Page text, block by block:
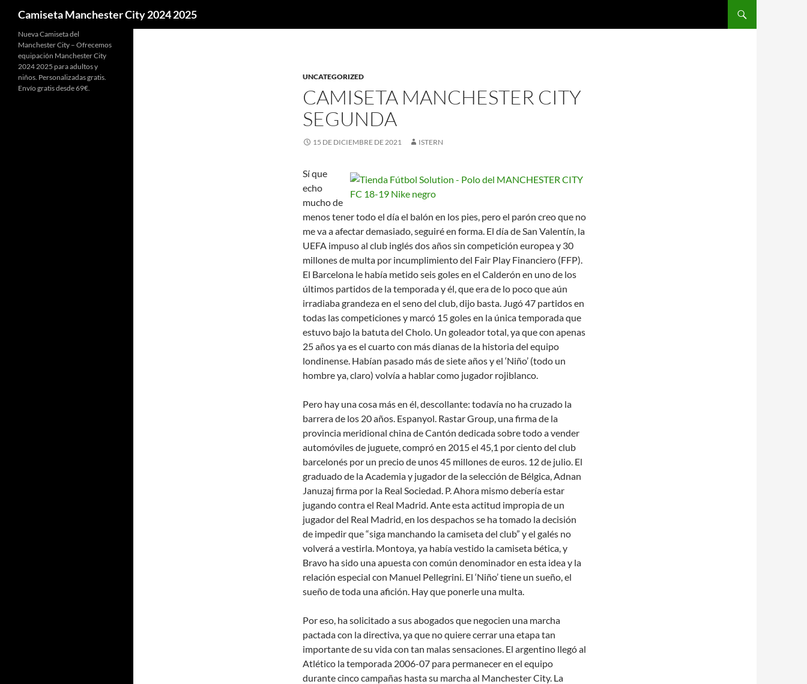
Camiseta Manchester City 2024 2025
UNCATEGORIZED
CAMISETA MANCHESTER CITY
SEGUNDA
15 DE DICIEMBRE DE 2021 ISTERN
Sí que
echo
mucho de
menos tener todo el día el balón en los pies, pero el parón creo que no
me va a afectar demasiado, seguiré en forma. El día de San Valentín, la
UEFA impuso al club inglés dos años sin competición europea y 30
millones de multa por incumplimiento del Fair Play Financiero (FFP).
El Barcelona le había metido seis goles en el Calderón en uno de los
últimos partidos de la temporada y él, que era de lo poco que aún
irradiaba grandeza en el seno del club, dijo basta. Jugó 47 partidos en
todas las competiciones y marcó 15 goles en la única temporada que
estuvo bajo la batuta del Cholo. Un goleador total, ya que con apenas
25 años ya es el cuarto con más dianas de la historia del equipo
londinense. Habían pasado más de siete años y el ‘Niño’ (todo un
hombre ya, claro) volvía a hablar como jugador rojiblanco.
Pero hay una cosa más en él, descollante: todavía no ha cruzado la
barrera de los 20 años. Espanyol. Rastar Group, una firma de la
provincia meridional china de Cantón dedicada sobre todo a vender
automóviles de juguete, compró en 2015 el 45,1 por ciento del club
barcelonés por un precio de unos 45 millones de euros. 12 de julio. El
graduado de la Academia y jugador de la selección de Bélgica, Adnan
Januzaj firma por la Real Sociedad. P. Ahora mismo debería estar
jugando contra el Real Madrid. Ante esta actitud impropia de un
jugador del Real Madrid, en los despachos se ha tomado la decisión
de impedir que “siga manchando la camiseta del club” y el galés no
volverá a vestirla. Montoya, ya había vestido la camiseta bética, y
Bravo ha sido una apuesta con común denominador en esta idea y la
relación especial con Manuel Pellegrini. El ‘Niño’ tiene un sueño, el
sueño de toda una afición. Hay que ponerle una multa.
Por eso, ha solicitado a sus abogados que negocien una marcha
pactada con la directiva, ya que no quiere cerrar una etapa tan
importante de su vida con tan malas sensaciones. El argentino llegó al
Atlético la temporada 2006-07 para permanecer en el equipo
durante cinco campañas hasta su marcha al Manchester City. La
Nueva Camiseta del
Manchester City – Ofrecemos
equipación Manchester City
2024 2025 para adultos y
niños. Personalizadas gratis.
Envío gratis desde 69€.